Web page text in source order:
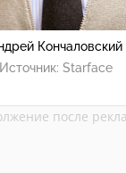
Кончаловский
Starface